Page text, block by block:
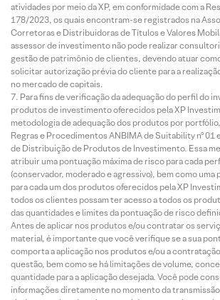
atividades por meio da XP, em conformidade com a
178/2023, os quais encontram-se registrados na
Corretoras e Distribuidoras de Títulos e Valores
assessor de investimento não pode realizar
gestão de patrimônio de clientes, devendo atuar
solicitar autorização prévia do cliente para a
no mercado de capitais.
Para fins de verificação da adequação do perfil do
produtos de investimento oferecidos pela XP
metodologia de adequação dos produtos por
Regras e Procedimentos ANBIMA de Suitability nº 01
de Distribuição de Produtos de Investimento. Essa
atribuir uma pontuação máxima de risco para cada
(conservador, moderado e agressivo), bem como uma
para cada um dos produtos oferecidos pela XP
todos os clientes possam ter acesso a todos os
das quantidades e limites da pontuação de risco
Antes de aplicar nos produtos e/ou contratar os
material, é importante que você verifique se a sua
comporta a aplicação nos produtos e/ou a
questão, bem como se há limitações de volume,
quantidade para a aplicação desejada. Você pode
informações diretamente no momento da transmissão